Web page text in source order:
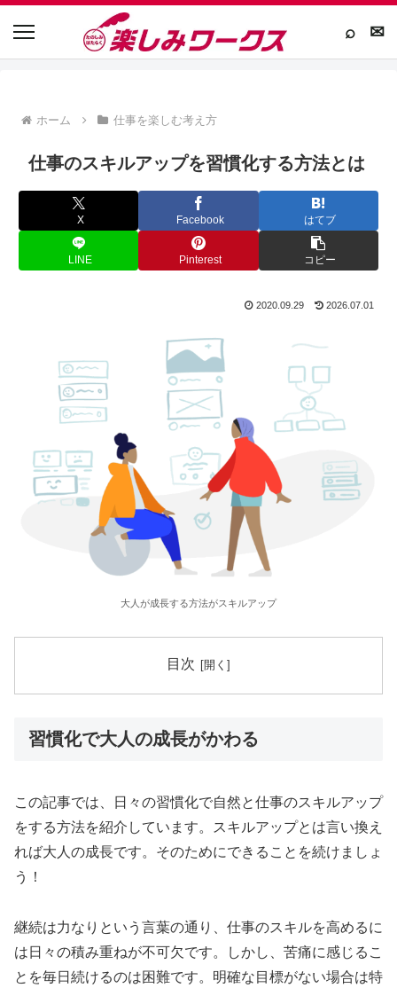
⌕ ✉
ホーム 仕事を楽しむ考え方
仕事のスキルアップを習慣化する方法とは
X Facebook はてブ
LINE Pinterest コピー
2020.09.29 2026.07.01
大人が成長する方法がスキルアップ
目次
習慣化で大人の成長がかわる
この記事では、日々の習慣化で自然と仕事のスキルアップ
をする方法を紹介しています。スキルアップとは言い換え
れば大人の成長です。そのためにできることを続けましょ
う！
継続は力なりという言葉の通り、仕事のスキルを高めるに
は日々の積み重ねが不可欠です。しかし、苦痛に感じるこ
とを毎日続けるのは困難です。明確な目標がない場合は特